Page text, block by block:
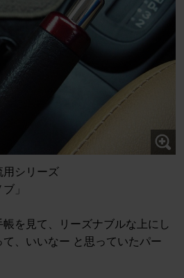
用シリーズ
」
を見て、リーズナブルな上にし
、いいなー と思っていたパー